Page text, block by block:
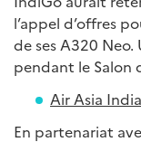
l’appel d’offres
de ses A320
pendant le Salon
Air Asia India
En partenariat